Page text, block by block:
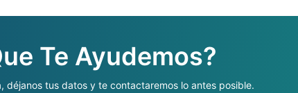
Te Ayudemos?
déjanos tus datos y te contactaremos lo antes posible.